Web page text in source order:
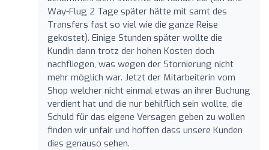
Way-Flug 2 Tage später hätte mit samt des
Transfers fast so viel wie die ganze Reise
gekostet). Einige Stunden später wollte die
Kundin dann trotz der hohen Kosten doch
nachfliegen, was wegen der Stornierung nicht
mehr möglich war. Jetzt der Mitarbeiterin vom
Shop welcher nicht einmal etwas an ihrer Buchung
verdient hat und die nur behilflich sein wollte, die
Schuld für das eigene Versagen geben zu wollen
finden wir unfair und hoffen dass unsere Kunden
dies genauso sehen.